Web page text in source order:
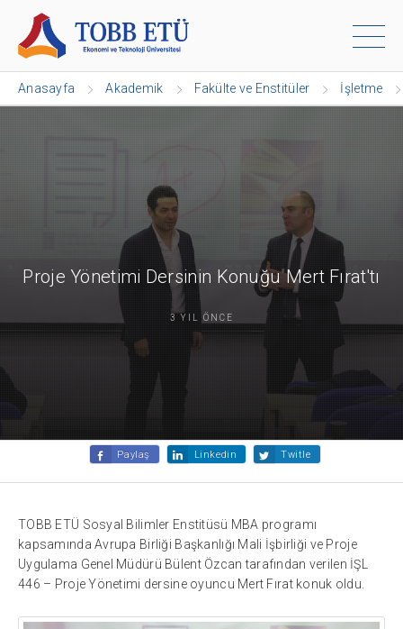
Anasayfa Akademik Fakülte ve Enstitüler İşletme
Proje Yönetimi Dersinin Konuğu Mert Fırat'tı
3 YIL ÖNCE
Paylaş Linkedin Twitle
TOBB ETÜ Sosyal Bilimler Enstitüsü MBA programı
kapsamında Avrupa Birliği Başkanlığı Mali İşbirliği ve Proje
Uygulama Genel Müdürü Bülent Özcan tarafından verilen İŞL
446 – Proje Yönetimi dersine oyuncu Mert Fırat konuk oldu.